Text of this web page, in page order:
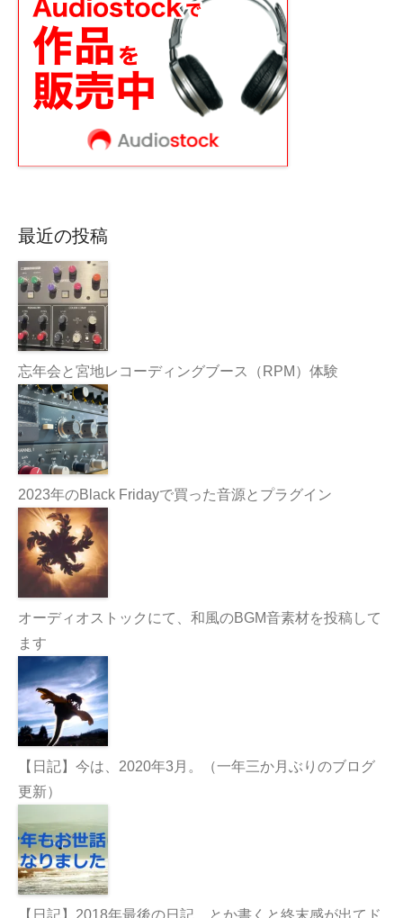
最近の投稿
忘年会と宮地レコーディングブース（RPM）体験
2023年のBlack Fridayで買った音源とプラグイン
オーディオストックにて、和風のBGM音素材を投稿して
ます
【日記】今は、2020年3月。（一年三か月ぶりのブログ
更新）
【日記】2018年最後の日記、とか書くと終末感が出てド